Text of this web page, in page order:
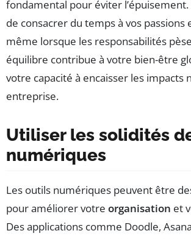
fondamental pour éviter l’épuisement.
de consacrer du temps à vos passions
même lorsque les responsabilités
équilibre contribue à votre bien-être
votre capacité à encaisser les impacts
entreprise.
Utiliser les solidités
numériques
Les outils numériques peuvent être
pour améliorer votre organisation et
Des applications comme Doodle,